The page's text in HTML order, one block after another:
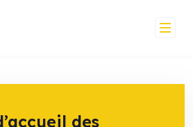
des